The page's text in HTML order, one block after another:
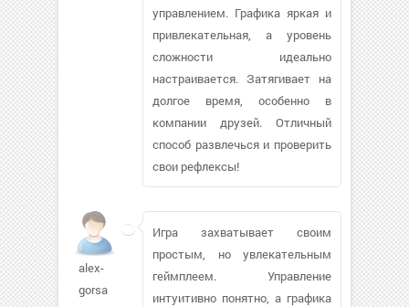
управлением. Графика яркая и
привлекательная, а уровень
сложности идеально
настраивается. Затягивает на
долгое время, особенно в
компании друзей. Отличный
способ развлечься и проверить
свои рефлексы!
alex-
gorsa
Игра захватывает своим
простым, но увлекательным
геймплеем. Управление
интуитивно понятно, а графика